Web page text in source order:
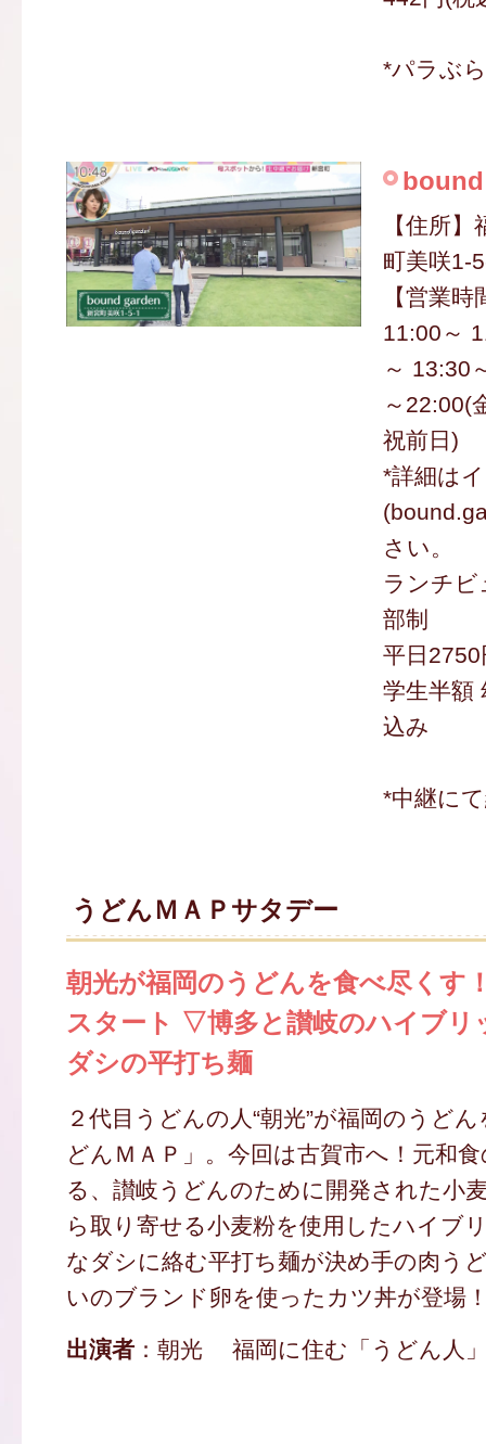
*パラぶ
【住所
町美咲1-
【営業
11:00～
～ 13:30
～22:00(
祝前日)
*詳細は
さい。
ランチビ
部制
平日
学生半額
込み
*中継に
うどんＭＡＰサタデー
朝光が福岡のうどんを食べ尽くす
スタート ▽博多と讃岐のハイブ
ダシの平打ち麺
２代目うどんの人“朝光”が福岡のうど
どんＭＡＰ」。今回は古賀市へ！元和
る、讃岐うどんのために開発された小
ら取り寄せる小麦粉を使用したハイブ
なダシに絡む平打ち麺が決め手の肉う
いのブランド卵を使ったカツ丼が登場
出演者：朝光 福岡に住む「うどん人